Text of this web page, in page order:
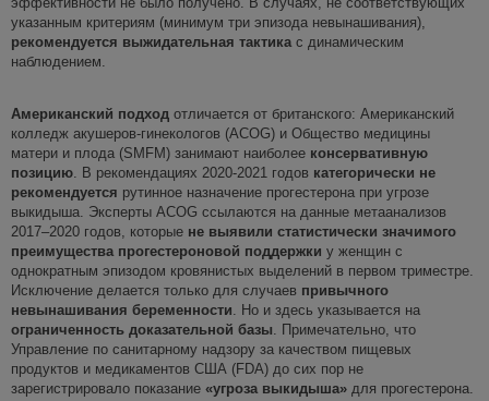
указанным критериям (минимум три эпизода невынашивания),
рекомендуется выжидательная тактика с динамическим
наблюдением.
Американский подход отличается от британского: Американский
колледж акушеров-гинекологов (ACOG) и Общество медицины
матери и плода (SMFM) занимают наиболее консервативную
позицию В рекомендациях 2020-2021 годов категорически не
рекомендуется рутинное назначение прогестерона при угрозе
выкидыша. Эксперты ACOG ссылаются на данные метаанализов
2017–2020 годов, которые не выявили статистически значимого
преимущества прогестероновой поддержки у женщин с
однократным эпизодом кровянистых выделений в первом триместре.
Исключение делается только для случаев привычного
невынашивания беременности . Но и здесь указывается на
ограниченность доказательной базы . Примечательно, что
Управление по санитарному надзору за качеством пищевых
продуктов и медикаментов США (FDA) до сих пор не
зарегистрировало показание «угроза выкидыша» для прогестерона.